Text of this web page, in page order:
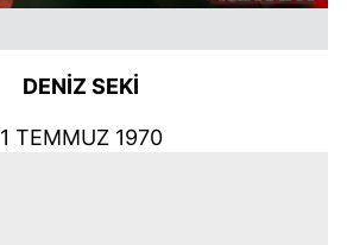
DENİZ SEKİ
1 TEMMUZ 1970